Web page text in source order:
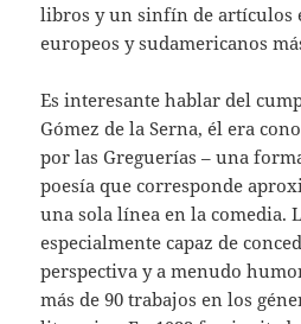
libros y un sinfín de artículos
europeos y sudamericanos
Es interesante hablar del
Gómez de la Serna, él era
por las Greguerías – una
poesía que corresponde
una sola línea en la comedia.
especialmente capaz de
perspectiva y a menudo
más de 90 trabajos en los